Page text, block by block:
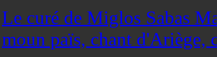
Le curé de Miglos Sabas
moun païs, chant d'Ariège,